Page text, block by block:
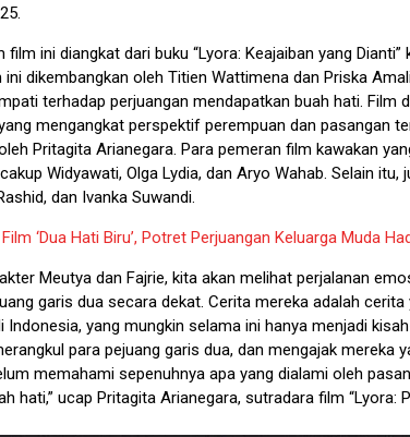
film ini diangkat dari buku “Lyora: Keajaiban yang Dianti”
ini dikembangkan oleh Titien Wattimena dan Priska
terhadap perjuangan mendapatkan buah hati. Film
mengangkat perspektif perempuan dan pasangan
Pritagita Arianegara. Para pemeran film kawakan
Widyawati, Olga Lydia, dan Aryo Wahab. Selain itu,
dan Ivanka Suwandi.
Film ‘Dua Hati Biru’, Potret Perjuangan Keluarga Muda
Meutya dan Fajrie, kita akan melihat perjalanan
garis dua secara dekat. Cerita mereka adalah cerita
Indonesia, yang mungkin selama ini hanya menjadi
para pejuang garis dua, dan mengajak mereka
memahami sepenuhnya apa yang dialami oleh
hati,” ucap Pritagita Arianegara, sutradara film “Lyora: